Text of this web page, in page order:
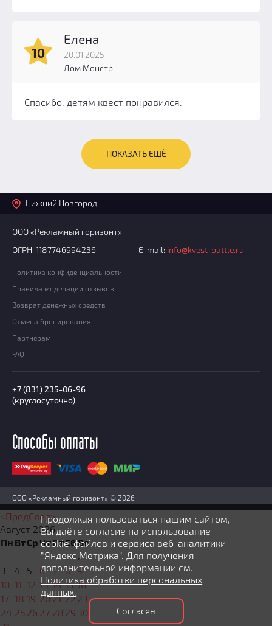
10
Елена
20.01.2025
Дом Монстр
Спасибо, детям квест понравился.
ПОКАЗАТЬ ЕЩЁ
Нижний Новгород
ООО «Рекламный горизонт»
ОГРН: 1187746994236
E-mail: info@kvest-battle.ru
Политика конфиденциальности
Правила модерации отзывов
Возврат денежных средств
Отмена бронирования
Партнерам
FAQ
+7 (831) 235-06-96
(круглосуточно)
Способы оплаты
ООО «Рекламный горизонт» © 2026
Продолжая пользоваться нашим сайтом,
Вы даёте согласие на использование
cookie-файлов и сервиса веб-аналитики
"Яндекс Метрика". Для получения
дополнительной информации см.
Политика обработки персональных
данных.
Согласен
<ПредСлед>
Август 2026
Пн ВтСр ЧтПтСбВс
1
2
3
4 5 6 7 8 9
10 11 12 13 14 15 16
17 18 19 2021 2223
24 25 26 27 28 29 30